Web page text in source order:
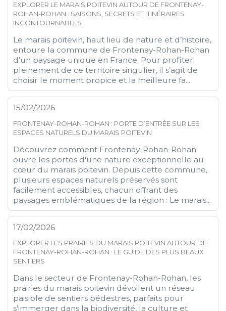
EXPLORER LE MARAIS POITEVIN AUTOUR DE FRONTENAY-
ROHAN-ROHAN : SAISONS, SECRETS ET ITINÉRAIRES
INCONTOURNABLES
Le marais poitevin, haut lieu de nature et d’histoire,
entoure la commune de Frontenay-Rohan-Rohan
d’un paysage unique en France. Pour profiter
pleinement de ce territoire singulier, il s’agit de
choisir le moment propice et la meilleure fa...
15/02/2026
FRONTENAY-ROHAN-ROHAN : PORTE D’ENTRÉE SUR LES
ESPACES NATURELS DU MARAIS POITEVIN
Découvrez comment Frontenay-Rohan-Rohan
ouvre les portes d'une nature exceptionnelle au
cœur du marais poitevin. Depuis cette commune,
plusieurs espaces naturels préservés sont
facilement accessibles, chacun offrant des
paysages emblématiques de la région : Le marais...
17/02/2026
EXPLORER LES PRAIRIES DU MARAIS POITEVIN AUTOUR DE
FRONTENAY-ROHAN-ROHAN : LE GUIDE DES PLUS BEAUX
SENTIERS
Dans le secteur de Frontenay-Rohan-Rohan, les
prairies du marais poitevin dévoilent un réseau
paisible de sentiers pédestres, parfaits pour
s’immerger dans la biodiversité, la culture et